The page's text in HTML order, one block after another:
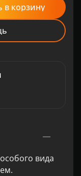
Добавить в корзину
вида